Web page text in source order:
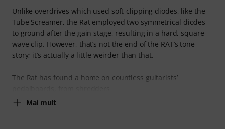
Unlike overdrives which used soft-clipping diodes, like the
Tube Screamer, the Rat employed two symmetrical diodes
to ground after the gain stage, resulting in a hard, square-
wave clip. However, that’s not the end of the RAT’s tone
story; it’s actually a little weirder than that.
The Rat has found a home on countless guitarists’
Mai mult